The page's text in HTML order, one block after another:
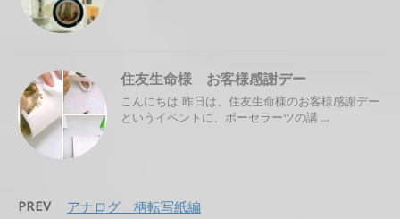
住友生命様 お客様感謝デー
こんにちは 昨日は、住友生命様のお客様感謝デー
というイベントに、ポーセラーツの講 ...
PREV アナログ 柄転写紙編